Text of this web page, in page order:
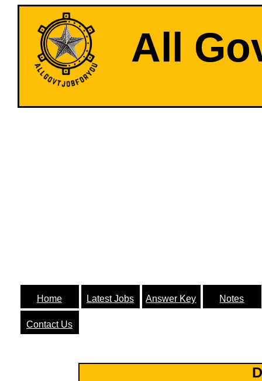
All
Home Latest Jobs Answer Key Notes
Contact Us